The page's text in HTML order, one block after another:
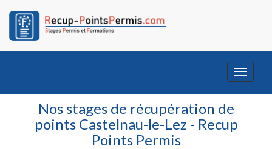
Toggle
Nos stages de récupération de
points Castelnau-le-Lez - Recup
Points Permis